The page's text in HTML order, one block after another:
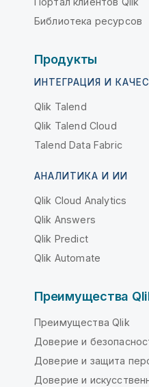
Библиотека ресурсов
Продукты
ИНТЕГРАЦИЯ И
Qlik Talend
Qlik Talend Cloud
Talend Data Fabric
АНАЛИТИКА И ИИ
Qlik Cloud Analytics
Qlik Answers
Qlik Predict
Qlik Automate
Преимущества
Преимущества Qlik
Доверие и
Доверие и защита
Доверие и